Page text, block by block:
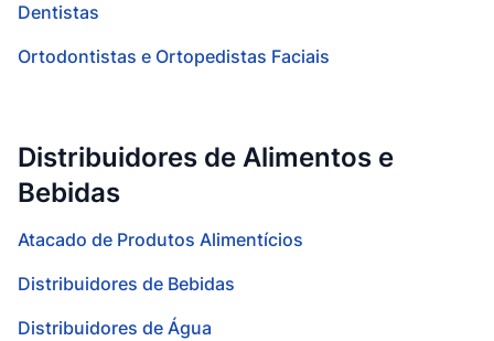
Dentistas
Ortodontistas e Ortopedistas Faciais
Distribuidores de Alimentos e
Bebidas
Atacado de Produtos Alimentícios
Distribuidores de Bebidas
Distribuidores de Água